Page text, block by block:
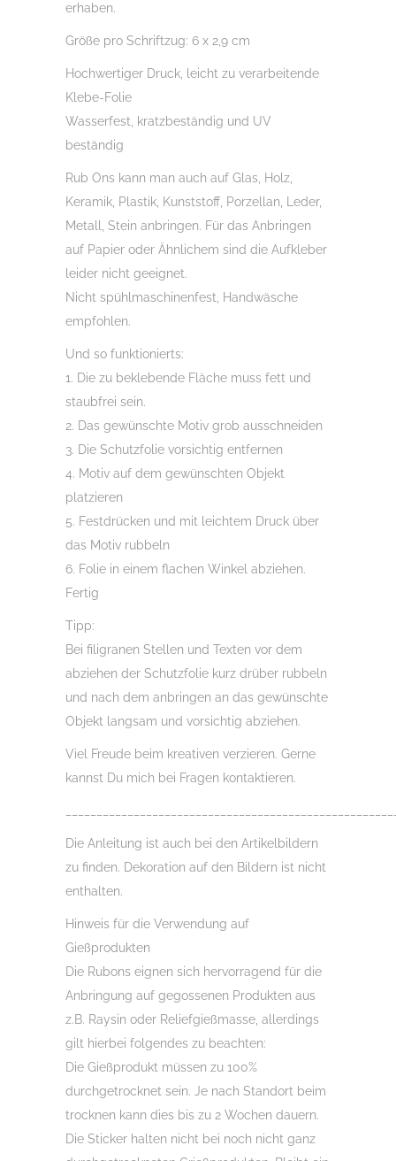
erhaben.
Größe pro Schriftzug: 6 x 2,9 cm
Hochwertiger Druck, leicht zu verarbeitende
Klebe-Folie
Wasserfest, kratzbeständig und UV
beständig
Rub Ons kann man auch auf Glas, Holz,
Keramik, Plastik, Kunststoff, Porzellan, Leder,
Metall, Stein anbringen. Für das Anbringen
auf Papier oder Ähnlichem sind die Aufkleber
leider nicht geeignet.
Nicht spühlmaschinenfest, Handwäsche
empfohlen.
Und so funktionierts:
1. Die zu beklebende Fläche muss fett und
staubfrei sein.
2. Das gewünschte Motiv grob ausschneiden
3. Die Schutzfolie vorsichtig entfernen
4. Motiv auf dem gewünschten Objekt
platzieren
5. Festdrücken und mit leichtem Druck über
das Motiv rubbeln
6. Folie in einem flachen Winkel abziehen.
Fertig
Tipp:
Bei filigranen Stellen und Texten vor dem
abziehen der Schutzfolie kurz drüber rubbeln
und nach dem anbringen an das gewünschte
Objekt langsam und vorsichtig abziehen.
Viel Freude beim kreativen verzieren. Gerne
kannst Du mich bei Fragen kontaktieren.
Die Anleitung ist auch bei den Artikelbildern
zu finden. Dekoration auf den Bildern ist nicht
enthalten.
Hinweis für die Verwendung auf
Gießprodukten
Die Rubons eignen sich hervorragend für die
Anbringung auf gegossenen Produkten aus
z.B. Raysin oder Reliefgießmasse, allerdings
gilt hierbei folgendes zu beachten:
Die Gießprodukt müssen zu 100%
durchgetrocknet sein. Je nach Standort beim
trocknen kann dies bis zu 2 Wochen dauern.
Die Sticker halten nicht bei noch nicht ganz